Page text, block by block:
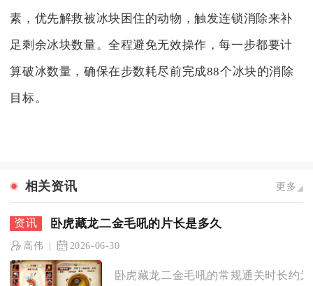
素，优先解救被冰块困住的动物，触发连锁消除来补
足剩余冰块数量。全程避免无效操作，每一步都要计
算破冰数量，确保在步数耗尽前完成88个冰块的消除
目标。
相关资讯 更多
卧虎藏龙二金毛吼的片长是多久
高伟 2026-06-30
卧虎藏龙二金毛吼的常规通关时长约